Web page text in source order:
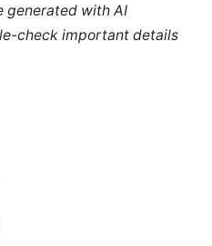
generated with AI
check important details